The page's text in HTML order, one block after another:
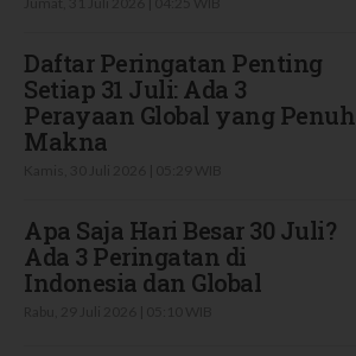
Daftar Peringatan Penting
Setiap 31 Juli: Ada 3
Perayaan Global yang Penuh
Makna
Apa Saja Hari Besar 30 Juli?
Ada 3 Peringatan di
Indonesia dan Global